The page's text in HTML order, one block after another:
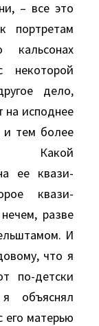
– все это
портретам
дело,
на исподнее
и тем более
Какой
ее квази-
квази-
разве
И
что я
по-детски
объяснял
его матерью